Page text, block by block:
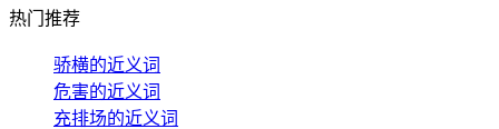
热门推荐
骄横的近义词
危害的近义词
充排场的近义词